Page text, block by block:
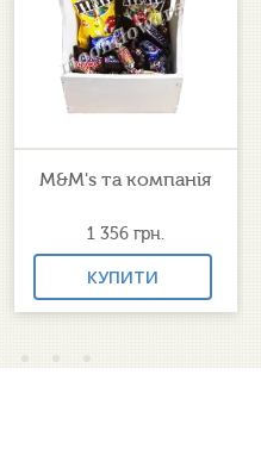
M&M's та компанія
1 356 грн.
КУПИТИ